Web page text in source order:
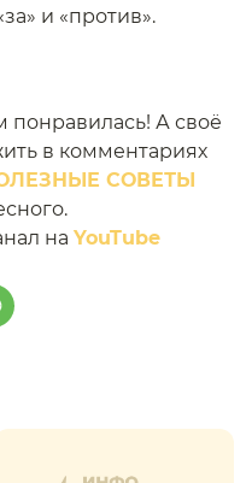
и «против».
понравилась! А своё
в комментариях
СОВЕТЫ
на YouTube